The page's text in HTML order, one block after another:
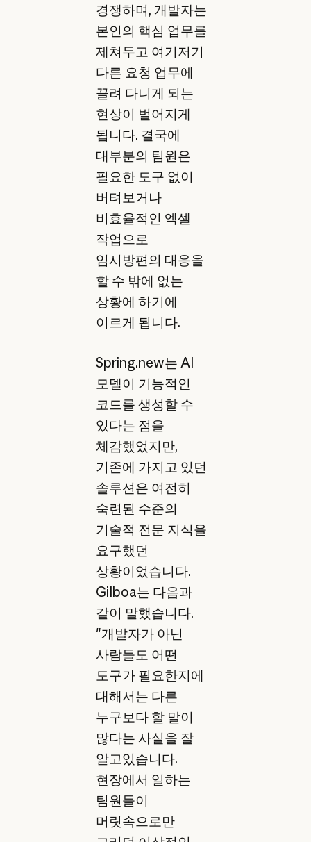
경쟁하며, 개발자는
본인의 핵심 업무를
제쳐두고 여기저기
다른 요청 업무에
끌려 다니게 되는
현상이 벌어지게
됩니다. 결국에
대부분의 팀원은
필요한 도구 없이
버텨보거나
비효율적인 엑셀
작업으로
임시방편의 대응을
할 수 밖에 없는
상황에 하기에
이르게 됩니다.
Spring.new는 AI
모델이 기능적인
코드를 생성할 수
있다는 점을
체감했었지만,
기존에 가지고 있던
솔루션은 여전히
숙련된 수준의
기술적 전문 지식을
요구했던
상황이었습니다.
Gilboa는 다음과
같이 말했습니다.
"개발자가 아닌
사람들도 어떤
도구가 필요한지에
대해서는 다른
누구보다 할 말이
많다는 사실을 잘
알고있습니다.
현장에서 일하는
팀원들이
머릿속으로만